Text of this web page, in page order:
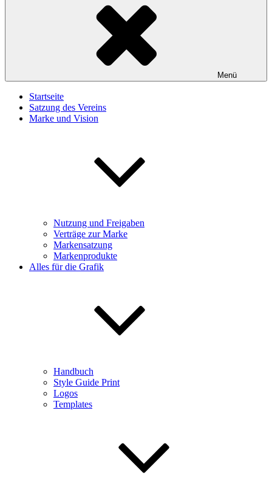
Menü
Startseite
Satzung des Vereins
Marke und Vision
Nutzung und Freigaben
Verträge zur Marke
Markensatzung
Markenprodukte
Alles für die Grafik
Handbuch
Style Guide Print
Logos
Templates